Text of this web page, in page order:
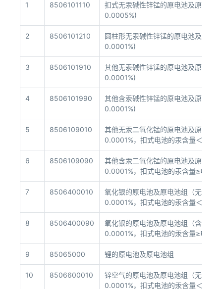
1 8506101110
扣式无汞碱性锌锰的原电池及原电池
0.0005%)
2 8506101210
圆柱形无汞碱性锌锰的原电池及原电
0.0001%)
3 8506101910
其他无汞碱性锌锰的原电池及原电池
0.0001%)
4 8506101990
其他含汞碱性锌锰的原电池及原电池
0.0001%)
5 8506109010
其他无汞二氧化锰的原电池及原电池
0.0001%，扣式电池的汞含量＜电池
6 8506109090
其他含汞二氧化锰的原电池及原电池
0.0001%，扣式电池的汞含量≥电池
7 8506400010
氧化银的原电池及原电池组（无汞）(
0.0001%，扣式电池的汞含量＜电池
8 8506400090
氧化银的原电池及原电池组（含汞）(
0.0001%，扣式电池的汞含量≥电池
9 85065000 锂的原电池及原电池组
10 8506600010
锌空气的原电池及原电池组（无汞）(
0.0001%，扣式电池的汞含量＜电池